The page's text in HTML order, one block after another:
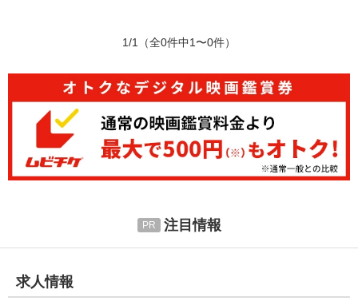
1/1 （全0件中1〜0件）
注目情報
求人情報